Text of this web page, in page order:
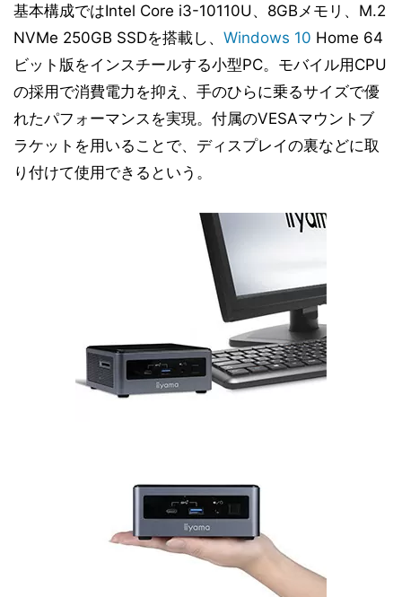
基本構成ではIntel Core i3-10110U、8GBメモリ、M.2
NVMe 250GB SSDを搭載し、 Windows 10 Home 64
ビット版をインスチールする小型PC。モバイル用CPU
の採用で消費電力を抑え、手のひらに乗るサイズで優
れたパフォーマンスを実現。付属のVESAマウントブ
ラケットを用いることで、ディスプレイの裏などに取
り付けて使用できるという。